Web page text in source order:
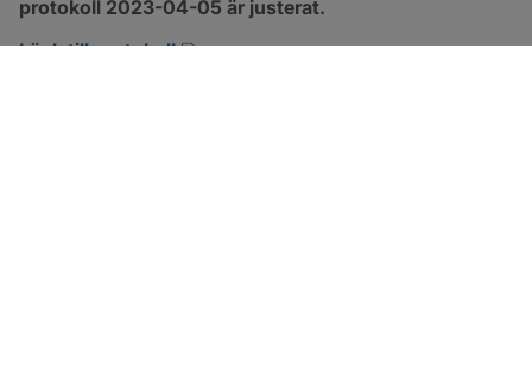
protokoll 2023-04-05 är justerat.
Länk till protokoll
pdf, 257.8 kB, öppnas i nytt fönster.